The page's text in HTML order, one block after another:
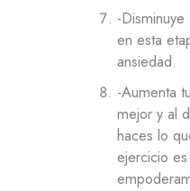
-
en esta
ansiedad.
-Aumenta
mejor y al
haces lo
ejercicio